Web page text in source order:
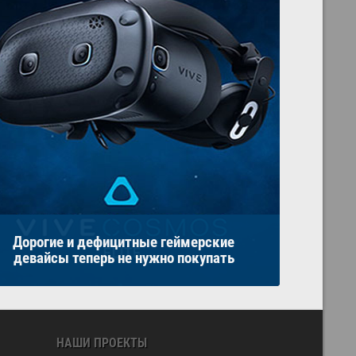
Дорогие и дефицитные геймерские
девайсы теперь не нужно покупать
НАШИ ПРОЕКТЫ